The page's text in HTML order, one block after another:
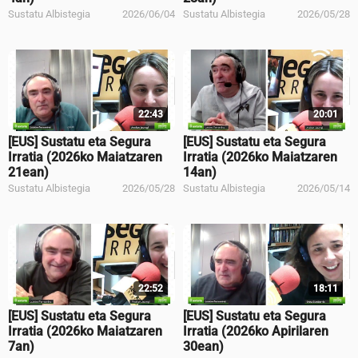
Sustatu Albistegia 2026/06/04 Sustatu Albistegia 2026/05/28
22:43
[EUS] Sustatu eta Segura
Irratia (2026ko Maiatzaren
21ean)
Sustatu Albistegia 2026/05/28
20:01
[EUS] Sustatu eta Segura
Irratia (2026ko Maiatzaren
14an)
Sustatu Albistegia 2026/05/14
22:52
[EUS] Sustatu eta Segura
Irratia (2026ko Maiatzaren
7an)
18:11
[EUS] Sustatu eta Segura
Irratia (2026ko Apirilaren
30ean)